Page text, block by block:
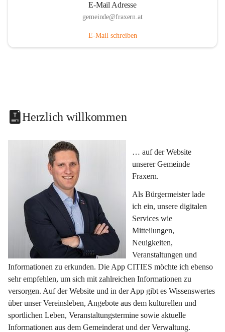
E-Mail Adresse
gemeinde@fraxern.at
E-Mail schreiben
Herzlich willkommen
… auf der Website
unserer Gemeinde
Fraxern.
Als Bürgermeister lade
ich ein, unsere digitalen
Services wie
Mitteilungen,
Neuigkeiten,
Veranstaltungen und
Informationen zu erkunden. Die App CITIES möchte ich ebenso
sehr empfehlen, um sich mit zahlreichen Informationen zu
versorgen. Auf der Website und in der App gibt es Wissenswertes
über unser Vereinsleben, Angebote aus dem kulturellen und
sportlichen Leben, Veranstaltungstermine sowie aktuelle
Informationen aus dem Gemeinderat und der Verwaltung.